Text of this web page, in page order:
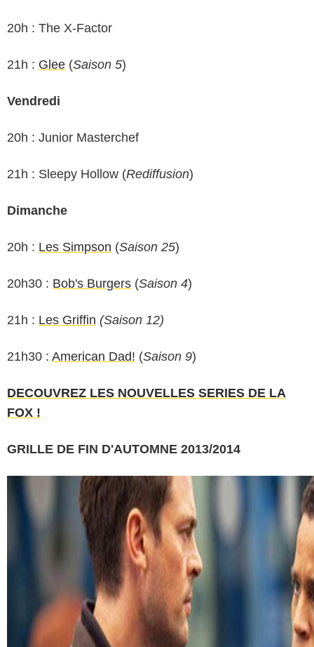
20h : The X-Factor
21h : Glee (Saison 5)
Vendredi
20h : Junior Masterchef
21h : Sleepy Hollow (Rediffusion)
Dimanche
20h : Les Simpson (Saison 25)
20h30 : Bob's Burgers (Saison 4)
21h : Les Griffin (Saison 12)
21h30 : American Dad! (Saison 9)
DECOUVREZ LES NOUVELLES SERIES DE LA
FOX !
GRILLE DE FIN D'AUTOMNE 2013/2014